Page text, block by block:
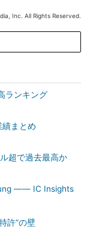
Inc. All Rights Reserved.
ランキング
まとめ
超で過去最高か
―― IC Insights
許”の壁